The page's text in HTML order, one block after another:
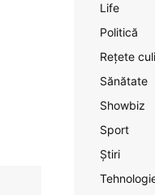
Life
Politică
Rețete
Sănătate
Showbiz
Sport
Știri